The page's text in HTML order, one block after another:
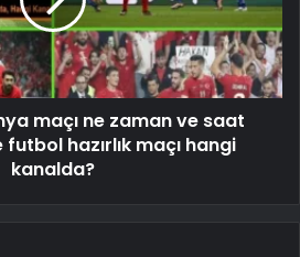
maçı ne zaman ve saat
hazırlık maçı hangi
kanalda?